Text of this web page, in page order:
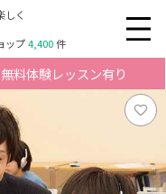
しく
ップ4,400件
無料体験レッスン有り